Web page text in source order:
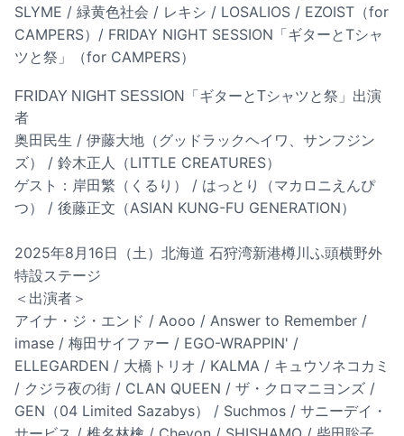
SLYME / 緑黄色社会 / レキシ / LOSALIOS / EZOIST（for
CAMPERS）/ FRIDAY NIGHT SESSION「ギターとTシャ
ツと祭」（for CAMPERS）
FRIDAY NIGHT SESSION「ギターとTシャツと祭」出演
者
奥田民生 / 伊藤大地（グッドラックヘイワ、サンフジン
ズ） / 鈴木正人（LITTLE CREATURES）
ゲスト：岸田繁（くるり） / はっとり（マカロニえんぴ
つ） / 後藤正文（ASIAN KUNG-FU GENERATION）
2025年8月16日（土）北海道 石狩湾新港樽川ふ頭横野外
特設ステージ
＜出演者＞
アイナ・ジ・エンド / Aooo / Answer to Remember /
imase / 梅田サイファー / EGO-WRAPPIN' /
ELLEGARDEN / 大橋トリオ / KALMA / キュウソネコカミ
/ クジラ夜の街 / CLAN QUEEN / ザ・クロマニヨンズ /
GEN（04 Limited Sazabys） / Suchmos / サニーデイ・